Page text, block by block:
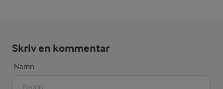
Skriv en kommentar
Namn